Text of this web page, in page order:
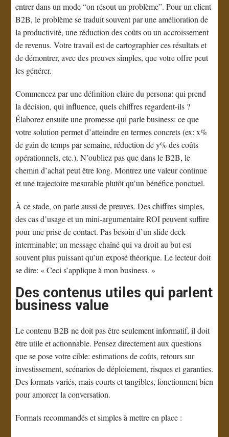
entrer dans un mode “on résout un problème”. Pour un client
B2B, le problème se traduit souvent par une amélioration de
la productivité, une réduction des coûts ou un accroissement
de revenus. Votre travail est de cartographier ces résultats et
de démontrer, avec des preuves simples, que votre offre peut
les générer.
Commencez par une définition claire du persona: qui prend
la décision, qui influence, quels chiffres regardent-ils ?
Élaborez ensuite une promesse qui parle business: ce que
votre solution permet d’atteindre en termes concrets (ex: x%
de gain de temps par semaine, réduction de y% des coûts
opérationnels, etc.). N’oubliez pas que dans le B2B, le
chemin d’achat peut être long. Montrez une valeur continue
et une trajectoire mesurable plutôt qu’un bénéfice ponctuel.
À ce stade, on parle aussi de preuves. Des chiffres simples,
des cas d’usage et un mini-argumentaire ROI peuvent suffire
pour une prise de contact. Pas besoin d’un slide deck
interminable; un message chaîné qui va droit au but est
souvent plus puissant qu’un exposé théorique. Le lecteur doit
se dire: « Ceci s’applique à mon business. »
Des contenus utiles qui parlent
business value
Le contenu B2B ne doit pas être seulement informatif, il doit
être utile et actionnable. Pensez directement aux questions
que se pose votre cible: estimations de coûts, retours sur
investissement, scénarios de déploiement, risques et garanties.
Des formats variés, mais courts et tangibles, fonctionnent bien
pour amorcer la conversation.
Formats recommandés et simples à mettre en place :